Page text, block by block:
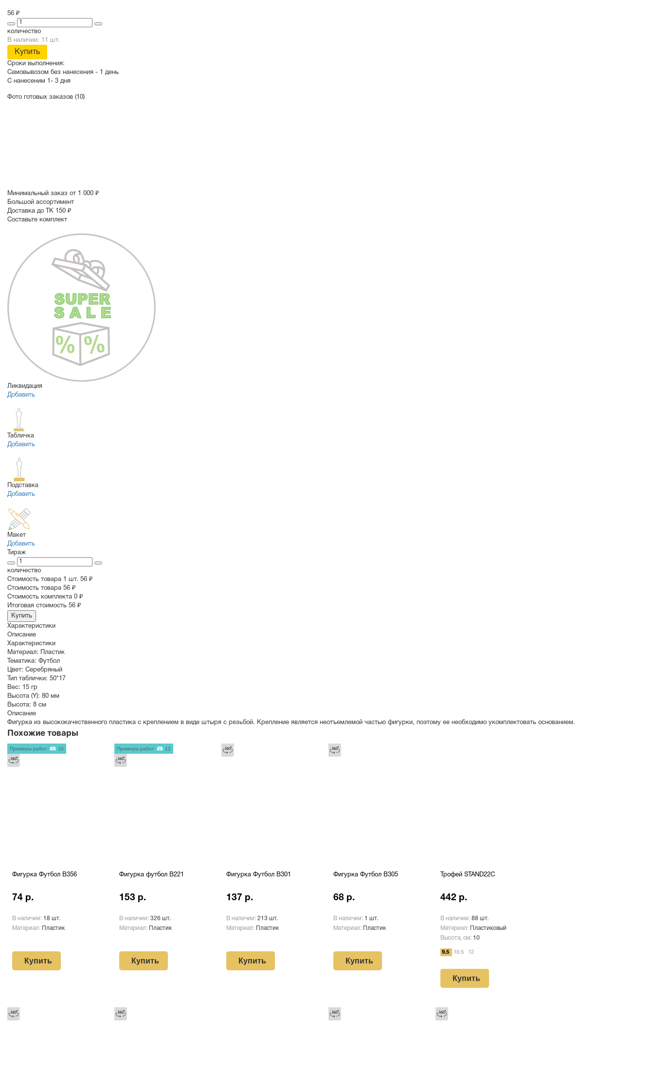
56 ₽
количество
В наличии: 11 шт.
Купить
Сроки выполнения:
Самовывозом без нанесения - 1 день
С нанесеним 1- 3 дня
Фото готовых заказов (10)
Минимальный заказ от 1 000 ₽
Большой ассортимент
Доставка до ТК 150 ₽
Составьте комплект
Ликвидация
Добавить
Табличка
Добавить
Подставка
Добавить
Макет
Добавить
Тираж
количество
Стоимость товара 1 шт. 56 ₽
Cтоимость товара 56 ₽
Стоимость комплекта 0 ₽
Итоговая стоимость 56 ₽
Купить
Характеристики
Описание
Характеристики
Материал: Пластик
Тематика: Футбол
Цвет: Серебряный
Тип таблички: 50*17
Вес: 15 гр
Высота (Y): 80 мм
Высота: 8 см
Описание
Фигурка из высококачественного пластика с креплением в виде штыря с резьбой. Крепление является неотъемлемой частью фигурки, поэтому ее необходимо укомплектовать основанием.
Похожие товары
Фигурка Футбол B356
74 р.
В наличии: 18 шт.
Материал:
Пластик
Купить
Примеры работ 10
Фигурка футбол B221
153 р.
В наличии: 326 шт.
Материал:
Пластик
Купить
Примеры работ 12
Фигурка Футбол B301
137 р.
В наличии: 213 шт.
Материал:
Пластик
Купить
Фигурка Футбол B305
68 р.
В наличии: 1 шт.
Материал:
Пластик
Купить
Трофей STAND22C
442 р.
В наличии: 88 шт.
Материал:
Пластиковый
Высота, см: 10
9.5 10.5 12
Купить